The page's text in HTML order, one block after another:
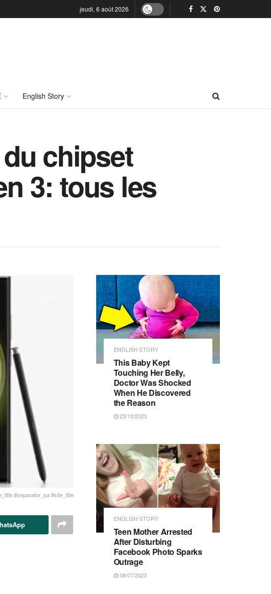
jeudi, 6 août 2026
English Story
chipset
3: tous les
#separator_sa #site_title
ENGLISH STORY
This Baby Kept
Touching Her Belly,
Doctor Was Shocked
When He Discovered
the Reason
23/10/2023
ENGLISH STORY
Teen Mother Arrested
After Disturbing
Facebook Photo Sparks
Outrage
08/07/2023